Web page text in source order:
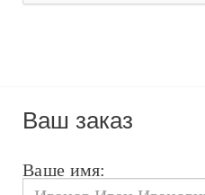
Ваш заказ
Ваше имя: